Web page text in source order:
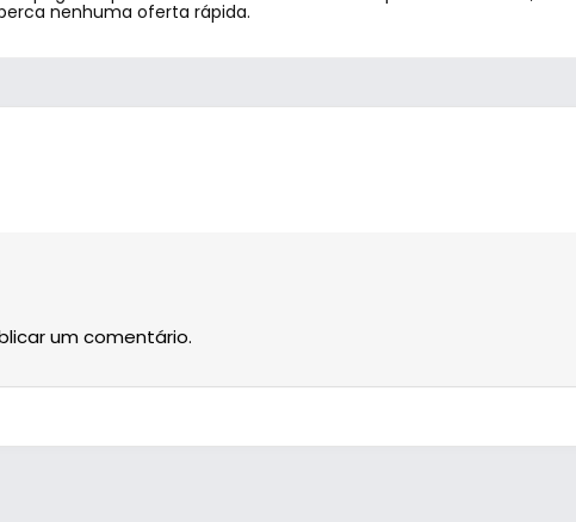
nenhuma oferta rápida.
um comentário.